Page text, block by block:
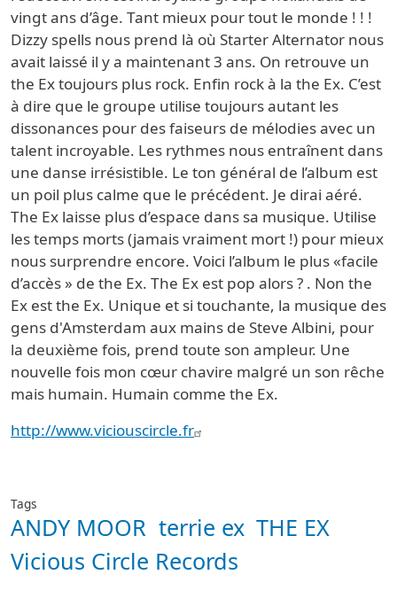
vingt ans d’âge. Tant mieux pour tout le monde ! ! !
Dizzy spells nous prend là où Starter Alternator nous
avait laissé il y a maintenant 3 ans. On retrouve un
the Ex toujours plus rock. Enfin rock à la the Ex. C’est
à dire que le groupe utilise toujours autant les
dissonances pour des faiseurs de mélodies avec un
talent incroyable. Les rythmes nous entraînent dans
une danse irrésistible. Le ton général de l’album est
un poil plus calme que le précédent. Je dirai aéré.
The Ex laisse plus d’espace dans sa musique. Utilise
les temps morts (jamais vraiment mort !) pour mieux
nous surprendre encore. Voici l’album le plus «facile
d’accès » de the Ex. The Ex est pop alors ? . Non the
Ex est the Ex. Unique et si touchante, la musique des
gens d'Amsterdam aux mains de Steve Albini, pour
la deuxième fois, prend toute son ampleur. Une
nouvelle fois mon cœur chavire malgré un son rêche
mais humain. Humain comme the Ex.
http://www.viciouscircle.fr
Tags
ANDY MOOR terrie ex THE EX
Vicious Circle Records